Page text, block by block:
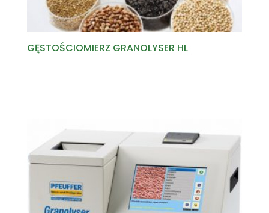
GĘSTOŚCIOMIERZ GRANOLYSER HL